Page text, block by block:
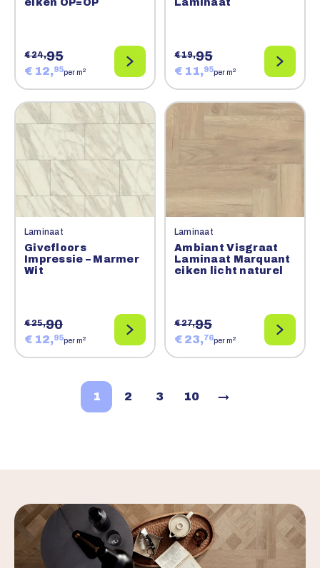
eiken OP=OP
€ 24,95
€ 12,95per m2
Laminaat
€ 19,95
€ 11,95per m2
Laminaat
Givefloors
Impressie – Marmer
Wit
€ 25,90
€ 12,95per m2
Laminaat
Ambiant Visgraat
Laminaat Marquant
eiken licht naturel
€ 27,95
€ 23,76per m2
1 2 3 10 →